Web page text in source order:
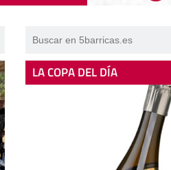
LA COPA DEL DÍA